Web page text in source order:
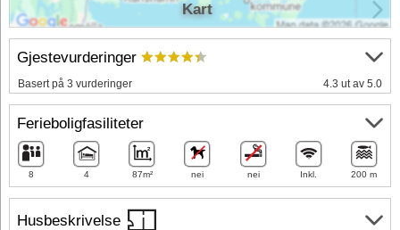
Husbeskrivelse
Gjestevurderinger
Basert på 3 vurderinger 4.3 ut av 5.0
Ferieboligfasiliteter
8 4 87m² nei nei Inkl. 200 m
Kart